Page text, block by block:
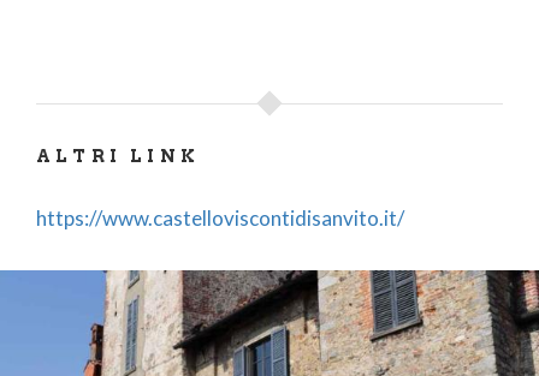
ALTRI LINK
https://www.castelloviscontidisanvito.it/